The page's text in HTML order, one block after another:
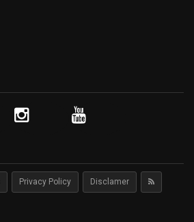
Privacy Policy Disclamer